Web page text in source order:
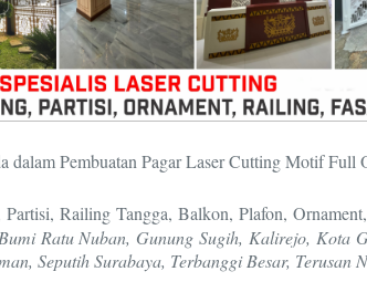
Pembuatan Pagar Laser Cutting Motif Full
Partisi, Railing Tangga, Balkon, Plafon,
Ratu Nuban, Gunung Sugih, Kalirejo, Kota
Seputih Surabaya, Terbanggi Besar,